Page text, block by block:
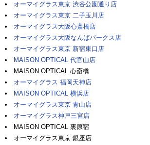
オーマイグラス東京 渋谷公園通り店
オーマイグラス東京 二子玉川店
オーマイグラス大阪心斎橋店
オーマイグラス大阪なんばパークス店
オーマイグラス東京 新宿東口店
MAISON OPTICAL 代官山店
MAISON OPTICAL 心斎橋
オーマイグラス 福岡天神店
MAISON OPTICAL 横浜店
オーマイグラス東京 青山店
オーマイグラス神戸三宮店
MAISON OPTICAL 裏原宿
オーマイグラス東京 銀座店